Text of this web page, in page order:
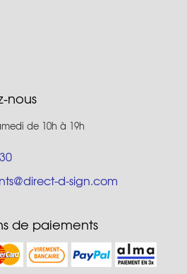
nous
de 10h à 19h
d-sign.com
de paiements